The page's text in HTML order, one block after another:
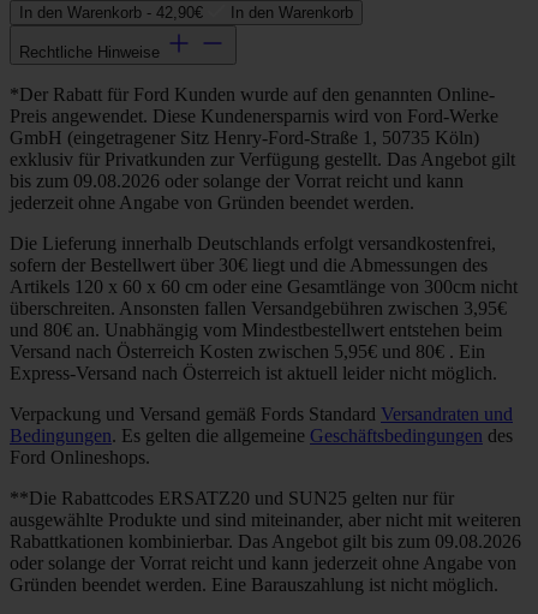
In den Warenkorb - 42,90€ In den Warenkorb
Rechtliche Hinweise
*Der Rabatt für Ford Kunden wurde auf den genannten Online-
Preis angewendet. Diese Kundenersparnis wird von Ford-Werke
GmbH (eingetragener Sitz Henry-Ford-Straße 1, 50735 Köln)
exklusiv für Privatkunden zur Verfügung gestellt. Das Angebot gilt
bis zum 09.08.2026 oder solange der Vorrat reicht und kann
jederzeit ohne Angabe von Gründen beendet werden.
Die Lieferung innerhalb Deutschlands erfolgt versandkostenfrei,
sofern der Bestellwert über 30€ liegt und die Abmessungen des
Artikels 120 x 60 x 60 cm oder eine Gesamtlänge von 300cm nicht
überschreiten. Ansonsten fallen Versandgebühren zwischen 3,95€
und 80€ an. Unabhängig vom Mindestbestellwert entstehen beim
Versand nach Österreich Kosten zwischen 5,95€ und 80€ . Ein
Express-Versand nach Österreich ist aktuell leider nicht möglich.
Verpackung und Versand gemäß Fords Standard Versandraten und
Bedingungen. Es gelten die allgemeine Geschäftsbedingungen des
Ford Onlineshops.
**Die Rabattcodes ERSATZ20 und SUN25 gelten nur für
ausgewählte Produkte und sind miteinander, aber nicht mit weiteren
Rabattkationen kombinierbar. Das Angebot gilt bis zum 09.08.2026
oder solange der Vorrat reicht und kann jederzeit ohne Angabe von
Gründen beendet werden. Eine Barauszahlung ist nicht möglich.